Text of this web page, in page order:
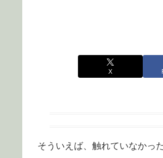
X
そういえば、触れていなかっ